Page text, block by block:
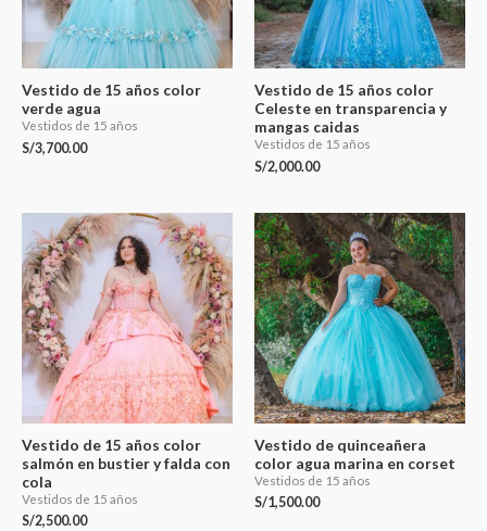
Vestido de 15 años color
verde agua
Vestidos de 15 años
S/3,700.00
Vestido de 15 años color
Celeste en transparencia y
mangas caidas
Vestidos de 15 años
S/2,000.00
Vestido de 15 años color
salmón en bustier y falda con
cola
Vestidos de 15 años
S/2,500.00
Vestido de quinceañera
color agua marina en corset
Vestidos de 15 años
S/1,500.00